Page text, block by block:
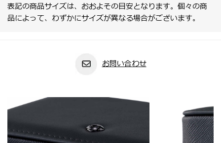
表記の商品サイズは、おおよその目安となります。個々の商
品によって、わずかにサイズが異なる場合がございます。
お問い合わせ